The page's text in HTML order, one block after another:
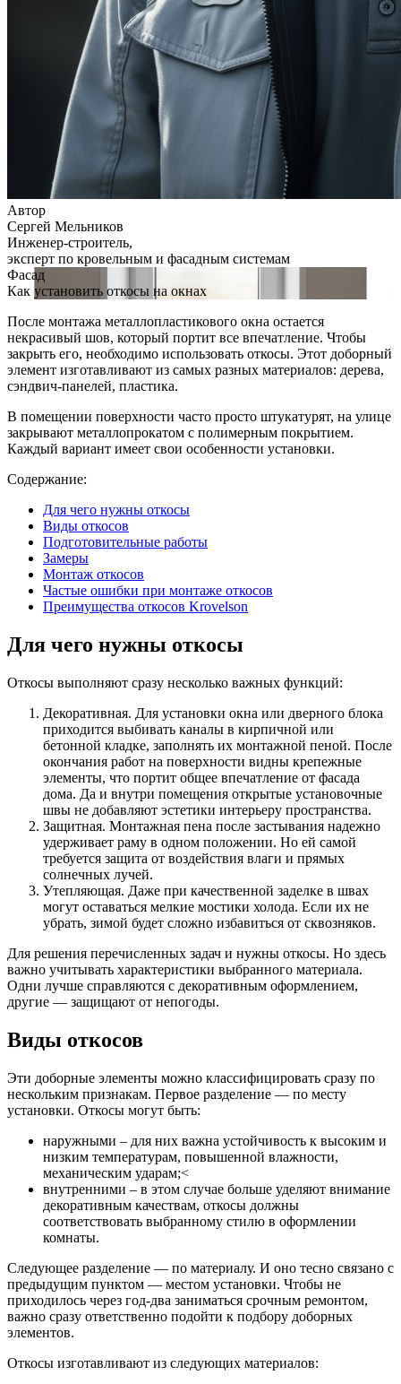
Автор
Сергей Мельников
Инженер-строитель,
эксперт по кровельным и фасадным системам
Фасад
Как установить откосы на окнах
После монтажа металлопластикового окна остается
некрасивый шов, который портит все впечатление. Чтобы
закрыть его, необходимо использовать откосы. Этот доборный
элемент изготавливают из самых разных материалов: дерева,
сэндвич-панелей, пластика.
В помещении поверхности часто просто штукатурят, на улице
закрывают металлопрокатом с полимерным покрытием.
Каждый вариант имеет свои особенности установки.
Содержание:
Для чего нужны откосы
Виды откосов
Подготовительные работы
Замеры
Монтаж откосов
Частые ошибки при монтаже откосов
Преимущества откосов Krovelson
Для чего нужны откосы
Откосы выполняют сразу несколько важных функций:
Декоративная. Для установки окна или дверного блока
приходится выбивать каналы в кирпичной или
бетонной кладке, заполнять их монтажной пеной. После
окончания работ на поверхности видны крепежные
элементы, что портит общее впечатление от фасада
дома. Да и внутри помещения открытые установочные
швы не добавляют эстетики интерьеру пространства.
Защитная. Монтажная пена после застывания надежно
удерживает раму в одном положении. Но ей самой
требуется защита от воздействия влаги и прямых
солнечных лучей.
Утепляющая. Даже при качественной заделке в швах
могут оставаться мелкие мостики холода. Если их не
убрать, зимой будет сложно избавиться от сквозняков.
Для решения перечисленных задач и нужны откосы. Но здесь
важно учитывать характеристики выбранного материала.
Одни лучше справляются с декоративным оформлением,
другие — защищают от непогоды.
Виды откосов
Эти доборные элементы можно классифицировать сразу по
нескольким признакам. Первое разделение — по месту
установки. Откосы могут быть:
наружными – для них важна устойчивость к высоким и
низким температурам, повышенной влажности,
механическим ударам;<
внутренними – в этом случае больше уделяют внимание
декоративным качествам, откосы должны
соответствовать выбранному стилю в оформлении
комнаты.
Следующее разделение — по материалу. И оно тесно связано с
предыдущим пунктом — местом установки. Чтобы не
приходилось через год-два заниматься срочным ремонтом,
важно сразу ответственно подойти к подбору доборных
элементов.
Откосы изготавливают из следующих материалов: